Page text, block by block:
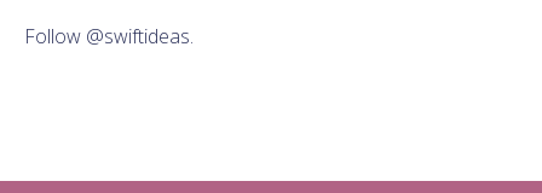
Follow @swiftideas.